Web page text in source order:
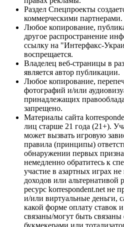
Раздел Спецпроекты
коммерческими партнерами.
Любое копирование,
другое распространение
ссылку на "Интерфакс-
воспрещается.
Владелец веб-страницы в
является автор публикации.
Любое копирование,
фотографий и/или
принадлежащих
запрещено.
Материалы сайта
лиц старше 21 года (21+).
может вызвать игровую
правила (принципы)
обнаружении первых
немедленно обратитесь к
участие в азартных играх
доходов или
ресурс korrespondent.net не
и/или виртуальные деньги,
какой форме оплату ставок
связаны/могут быть
букмекерами или